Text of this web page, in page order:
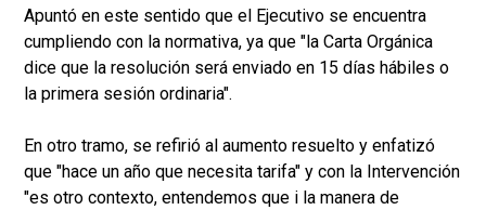
Apuntó en este sentido que el Ejecutivo se encuentra
cumpliendo con la normativa, ya que "la Carta Orgánica
dice que la resolución será enviado en 15 días hábiles o
la primera sesión ordinaria".
En otro tramo, se refirió al aumento resuelto y enfatizó
que "hace un año que necesita tarifa" y con la Intervención
"es otro contexto, entendemos que i la manera de